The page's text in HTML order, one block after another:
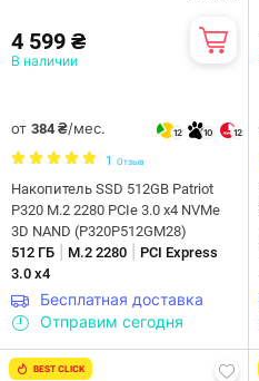
4 599 ₴
В наличии
от 384 ₴/мес. 12 10 12
1 Отзыв
Накопитель SSD 512GB Patriot
P320 M.2 2280 PCIe 3.0 x4 NVMe
3D NAND (P320P512GM28)
512 ГБ
M.2 2280
PCI Express
3.0 x4
Бесплатная доставка
Отправим сегодня
BEST CLICK